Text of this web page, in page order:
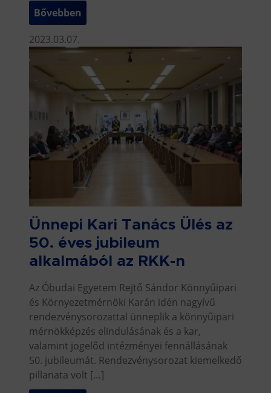
Bővebben
2023.03.07.
Ünnepi Kari Tanács Ülés az
50. éves jubileum
alkalmából az RKK-n
Az Óbudai Egyetem Rejtő Sándor Könnyűipari
és Környezetmérnöki Karán idén nagyívű
rendezvénysorozattal ünneplik a könnyűipari
mérnökképzés elindulásának és a kar,
valamint jogelőd intézményei fennállásának
50. jubileumát. Rendezvénysorozat kiemelkedő
pillanata volt […]